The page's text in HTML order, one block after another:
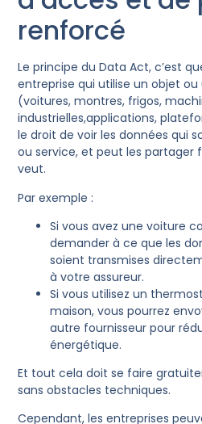
renforcé
Le principe du Data Act, c’est
entreprise qui utilise un objet
(voitures, montres, frigos,
industrielles,applications,
le droit de voir les données qui
ou service, et peut les partager
veut.
Par exemple :
Si vous avez une voiture
demander à ce que les
soient transmises
à votre assureur.
Si vous utilisez un
maison, vous pourrez
autre fournisseur pour
énergétique.
Et tout cela doit se faire
sans obstacles techniques.
Cependant, les entreprises